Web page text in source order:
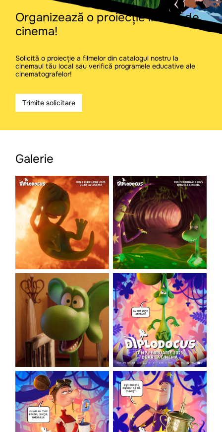
Organizează o proiecție în sala de
cinema!
Solicită o proiecție a filmelor din catalogul nostru la
cinemaul tău local sau verifică programele educative ale
cinematografelor!
Trimite solicitare
Galerie